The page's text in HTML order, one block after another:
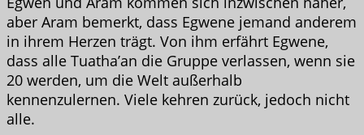
aber Aram bemerkt, dass Egwene jemand anderem
in ihrem Herzen trägt. Von ihm erfährt Egwene,
dass alle Tuatha’an die Gruppe verlassen, wenn sie
20 werden, um die Welt außerhalb
kennenzulernen. Viele kehren zurück, jedoch nicht
alle.